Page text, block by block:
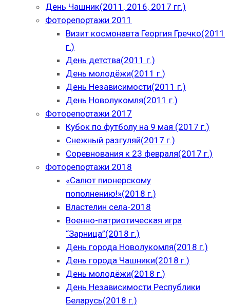
День Чашник(2011, 2016, 2017 гг.)
Фоторепортажи 2011
Визит космонавта Георгия Гречко(2011
г.)
День детства(2011 г.)
День молодёжи(2011 г.)
День Независимости(2011 г.)
День Новолукомля(2011 г.)
Фоторепортажи 2017
Кубок по футболу на 9 мая (2017 г.)
Снежный разгуляй(2017 г.)
Соревнования к 23 февраля(2017 г.)
Фоторепортажи 2018
«Салют пионерскому
пополнению!»(2018 г.)
Властелин села-2018
Военно-патриотическая игра
“Зарница”(2018 г.)
День города Новолукомля(2018 г.)
День города Чашники(2018 г.)
День молодёжи(2018 г.)
День Независимости Республики
Беларусь(2018 г.)